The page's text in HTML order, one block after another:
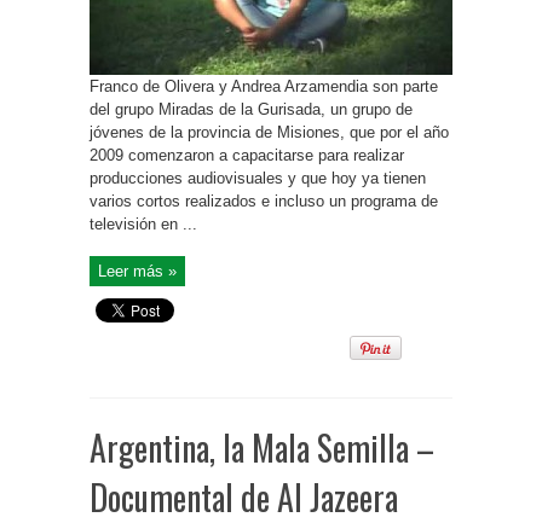
Franco de Olivera y Andrea Arzamendia son parte
del grupo Miradas de la Gurisada, un grupo de
jóvenes de la provincia de Misiones, que por el año
2009 comenzaron a capacitarse para realizar
producciones audiovisuales y que hoy ya tienen
varios cortos realizados e incluso un programa de
televisión en ...
Leer más »
Argentina, la Mala Semilla –
Documental de Al Jazeera